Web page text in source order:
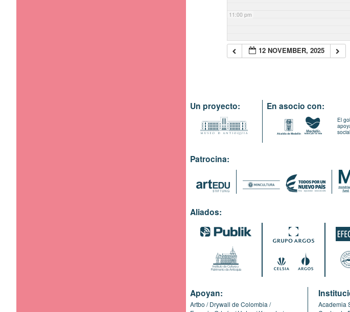
11:00 pm
12 NOVEMBER, 2025
Un proyecto: En asocio con:
El
Patrocina:
Aliados:
Apoyan:
Artbo
Drywall de Colombia
Academia